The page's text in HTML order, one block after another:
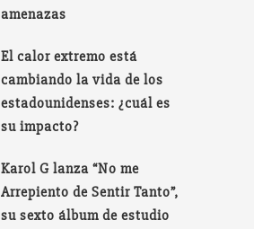
amenazas
El calor extremo está
cambiando la vida de los
estadounidenses: ¿cuál es
su impacto?
Karol G lanza “No me
Arrepiento de Sentir Tanto”,
su sexto álbum de estudio